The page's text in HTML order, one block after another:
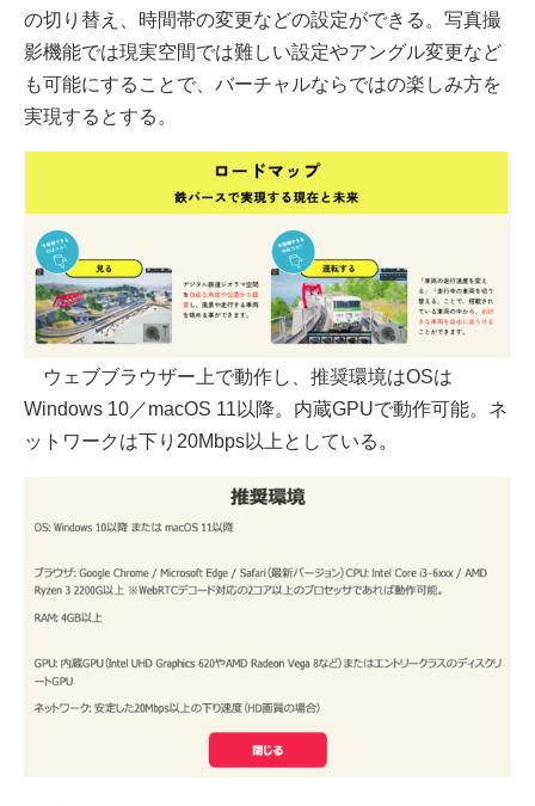
の切り替え、時間帯の変更などの設定ができる。写真撮
影機能では現実空間では難しい設定やアングル変更など
も可能にすることで、バーチャルならではの楽しみ方を
実現するとする。
ウェブブラウザー上で動作し、推奨環境はOSは
Windows 10／macOS 11以降。内蔵GPUで動作可能。ネ
ットワークは下り20Mbps以上としている。